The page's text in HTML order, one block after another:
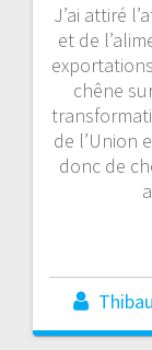
J’ai attiré
et de
chêne
de l’Union
donc de